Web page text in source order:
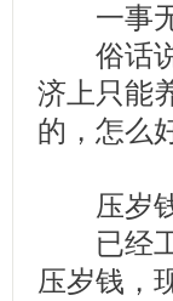
一事
俗话说
济上只能
的，怎么
压岁钱
已经工
压岁钱，